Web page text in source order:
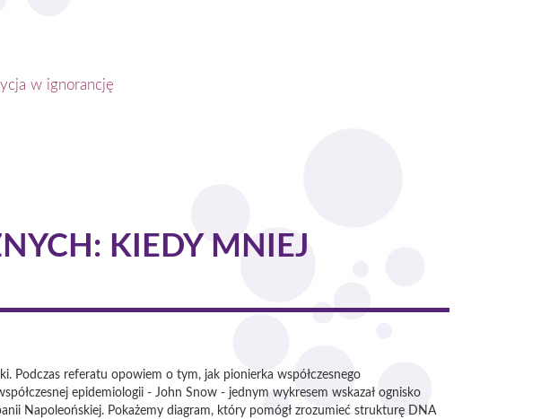
w ignorancję
KIEDY MNIEJ
Podczas referatu opowiem o tym, jak pionierka współczesnego
epidemiologii - John Snow - jednym wykresem wskazał ognisko
Napoleońskiej. Pokażemy diagram, który pomógł zrozumieć strukturę DNA